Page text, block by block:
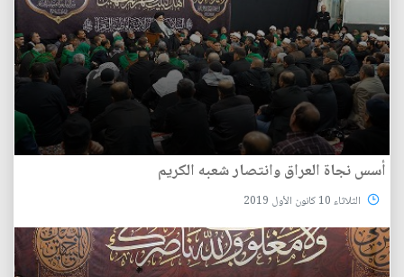
أسس نجاة العراق وانتصار شعبه الكريم
الثلاثاء 10 كانون الأول 2019